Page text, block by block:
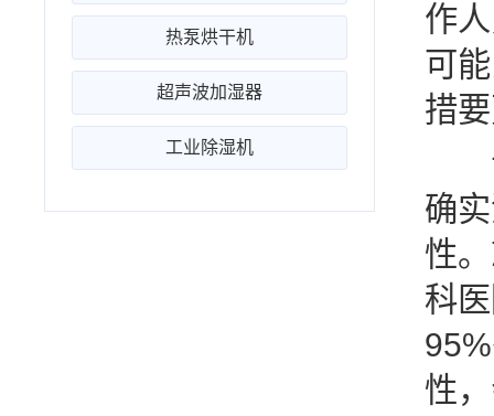
作
可
措
专
确
性
科
性
热泵烘干机
超声波加湿器
工业除湿机